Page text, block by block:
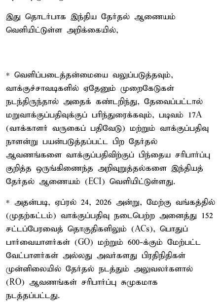
இது தொடர்பாக இந்திய தேர்தல் ஆணையம்
வெளியிட்டுள்ள அறிக்கையில்,
* வெளிப்படைத்தன்மையை வலுப்படுத்தவும்,
வாக்குச்சாவடிகளில் ஏதேனும் முறைகேடுகள்
நடந்திருந்தால் அதைக் கண்டறிந்து, தேவைப்பட்டால்
மறுவாக்குப்பதிவுக்குப் பரிந்துரைக்கவும், படிவம் 17A
(வாக்காளர் வருகைப் பதிவேடு) மற்றும் வாக்குப்பதிவு
நாளன்று பயன்படுத்தப்பட்ட பிற தேர்தல்
ஆவணங்களை வாக்குப்பதிவிற்குப் பிந்தைய சரிபார்ப்பு
குறித்த ஒருங்கிணைந்த அறிவுறுத்தல்களை இந்தியத்
தேர்தல் ஆணையம் (ECI) வெளியிட்டுள்ளது.
* அதன்படி, ஏப்ரல் 24, 2026 அன்று, மேற்கு வங்கத்தில்
(முதற்கட்டம்) வாக்குப்பதிவு நடைபெற்ற அனைத்து 152
சட்டப்பேரவைத் தொகுதிகளிலும் (ACs), பொதுப்
பார்வையாளர்கள் (GO) மற்றும் 600-க்கும் மேற்பட்ட
வேட்பாளர்கள் அல்லது அவர்களது பிரதிநிதிகள்
முன்னிலையில் தேர்தல் நடத்தும் அலுவலர்களால்
(RO) ஆவணங்கள் சரிபார்ப்பு சுமுகமாக
நடத்தப்பட்டது.